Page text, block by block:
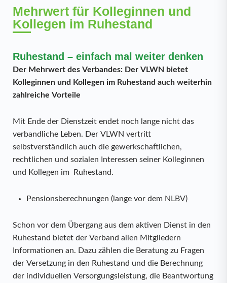
Mehrwert für Kolleginnen und
Kollegen im Ruhestand
Ruhestand – einfach mal weiter denken
Der Mehrwert des Verbandes: Der VLWN bietet
Kolleginnen und Kollegen im Ruhestand auch weiterhin
zahlreiche Vorteile
Mit Ende der Dienstzeit endet noch lange nicht das
verbandliche Leben. Der VLWN vertritt
selbstverständlich auch die gewerkschaftlichen,
rechtlichen und sozialen Interessen seiner Kolleginnen
und Kollegen im Ruhestand.
Pensionsberechnungen (lange vor dem NLBV)
Schon vor dem Übergang aus dem aktiven Dienst in den
Ruhestand bietet der Verband allen Mitgliedern
Informationen an. Dazu zählen die Beratung zu Fragen
der Versetzung in den Ruhestand und die Berechnung
der individuellen Versorgungsleistung, die Beantwortung